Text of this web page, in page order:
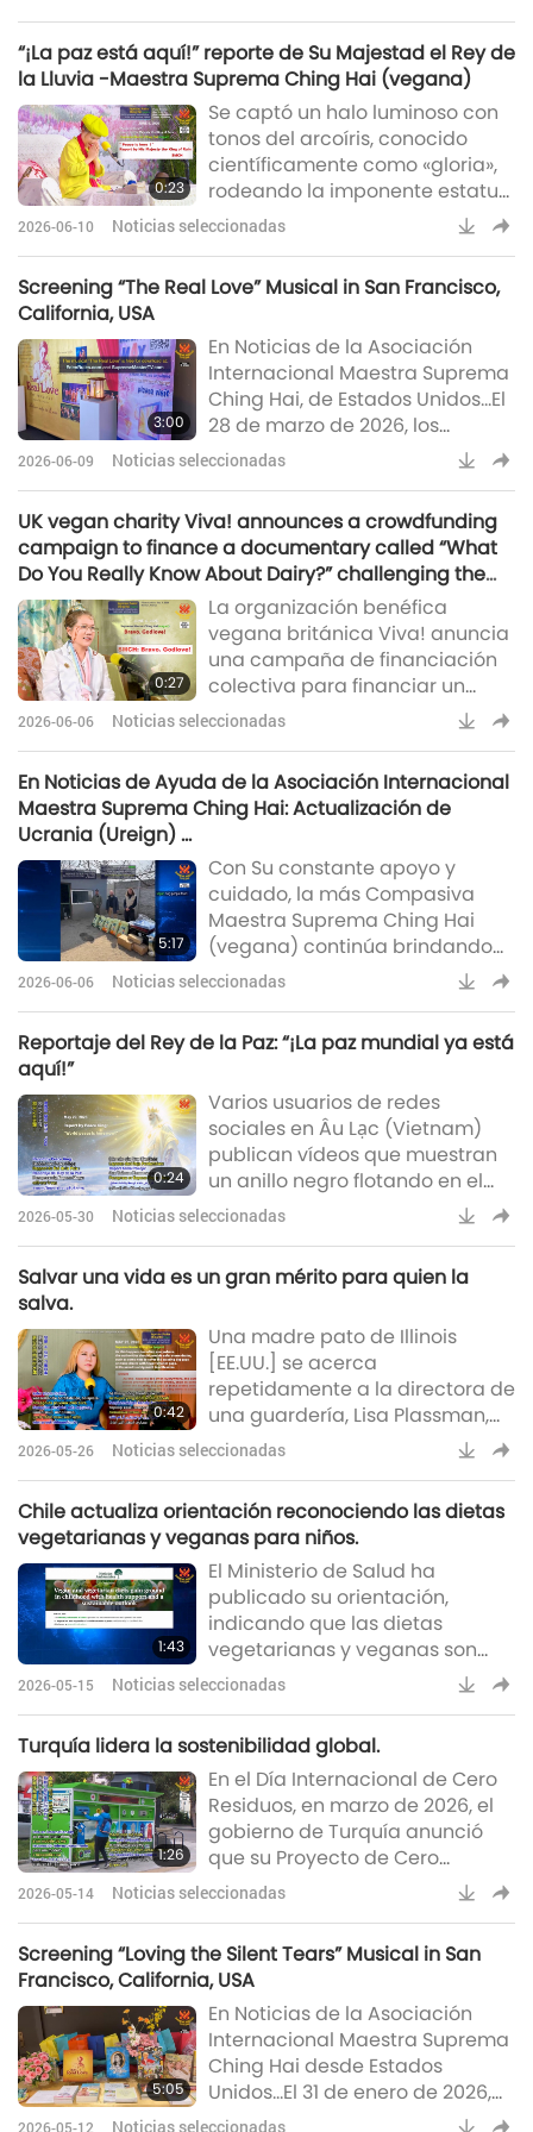
Sacramento en Southside Park,
California, EE.UU. El evento atrajo
a miles de asistentes y más de
100 expositores, destacando la
conciencia ambiental y la
sostenibilidad.Nues
“¡La paz está aquí!” reporte de Su Majestad el Rey de
la Lluvia -Maestra Suprema Ching Hai (vegana)
0:23
Se captó un halo luminoso con
tonos del arcoíris, conocido
científicamente como «gloria»,
rodeando la imponente estatua
de bronce de 72 metros de la
Bodhisattva Quan Yin (vegana)
(Montaña de la Dama Negra)
(Thanh Niên)“¡La paz está aquí!”
reporte de Su Majestad el Rey
de la Lluvia -Maestra Suprema
Ching Hai (vegana)
2026-06-10 Noticias seleccionadas
Screening “The Real Love” Musical in San Francisco,
California, USA
3:00
En Noticias de la Asociación
Internacional Maestra Suprema
Ching Hai, de Estados Unidos...El
28 de marzo de 2026, los
miembros de nuestra
proyección pública gratuita del
musical “El Amor Verdadero” en
el pintoresco Fort Mason Center
de San Francisco, California.
Inspirada en la historia real de
la Maestra Suprema Ching Hai
(vegana), esta enc
2026-06-09 Noticias seleccionadas
UK vegan charity Viva! announces a crowdfunding
campaign to finance a documentary called “What
Do You Really Know About Dairy?” challenging the
false narratives of the dairy sector: Bravo. Godlove!
0:27
La organización benéfica
vegana británica Viva! anuncia
una campaña de financiación
colectiva para financiar un
documental titulado “¿Qué
argumentos falsos del sector
lácteo. El proyecto tiene como
afirmaciones inexactas sobre la
salud realizadas por el lobby de
la industria y los enormes daños
al bienestar de las persona
2026-06-06 Noticias seleccionadas
En Noticias de Ayuda de la Asociación Internacional
Maestra Suprema Ching Hai: Actualización de
Ucrania (Ureign) …
5:17
Con Su constante apoyo y
cuidado, la más Compasiva
Maestra Suprema Ching Hai
(vegana) continúa brindando
Su Amor al bondadoso pueblo
la labor de ayuda humanitaria
posible gracias a las
donaciones de los miembros de
nuestra Asociación y llevada a
cabo por el galardonado con el
Premio Shining World a la
2026-06-06 Noticias seleccionadas
Reportaje del Rey de la Paz: “¡La paz mundial ya está
aquí!”
0:24
Varios usuarios de redes
sociales en Âu Lạc (Vietnam)
publican vídeos que muestran
un anillo negro flotando en el
cielo sobre la ciudad de Ho Chi
Minh y la provincia de Bình
Suprema Ching Hai (vegana):
encaje y llegue más rápido!”
Reportaje del Rey de la Paz: “¡La
paz mundial ya está aquí!”
2026-05-30 Noticias seleccionadas
Salvar una vida es un gran mérito para quien la
salva.
0:42
Una madre pato de Illinois
[EE.UU.] se acerca
repetidamente a la directora de
una guardería, Lisa Plassman,
en busca de ayuda, después de
que sus 12 patitos cayeran en
a Lisa hasta el lugar donde se
encuentran. Como los
bomberos estaban muy
ocupados para responder con
rapidez, la Sra. Plassman se
adentra en la alcantarilla y
rescata a los patitos atrapados
2026-05-26 Noticias seleccionadas
Chile actualiza orientación reconociendo las dietas
vegetarianas y veganas para niños.
1:43
El Ministerio de Salud ha
publicado su orientación,
indicando que las dietas
vegetarianas y veganas son
adecuadas para niños menores
de dos años cuando están
Según el Ministerio, las dietas
pueden adaptarse mediante
una planificación cuidadosa y
atención a los requerimientos
de hierro y vitamina B12, los
cuales pueden cubrirse
2026-05-15 Noticias seleccionadas
Turquía lidera la sostenibilidad global.
1:26
En el Día Internacional de Cero
Residuos, en marzo de 2026, el
gobierno de Turquía anunció
que su Proyecto de Cero
Residuos ha recuperado 90
cerca de 8 mil millones de
dólares a la economía nacional.
Lanzada en 2017, la iniciativa ha
evolucionado de un esfuerzo
nacional de reciclaje a un
modelo reconocido
internacionalmente de vida
2026-05-14 Noticias seleccionadas
Screening “Loving the Silent Tears” Musical in San
Francisco, California, USA
5:05
En Noticias de la Asociación
Internacional Maestra Suprema
Ching Hai desde Estados
Unidos…El 31 de enero de 2026,
nuestros miembros de la
2026-05-12 Noticias seleccionadas